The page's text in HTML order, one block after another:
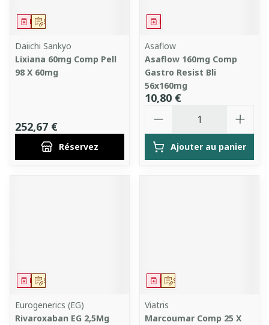
Sur prescription
Médicament
Daiichi Sankyo
Lixiana 60mg Comp Pell
98 X 60mg
252,67 €
Réservez
Médicament
Asaflow
Asaflow 160mg Comp
Gastro Resist Bli
56x160mg
10,80 €
Ajouter au panier
Sur prescription
Médicament
Eurogenerics (EG)
Rivaroxaban EG 2,5Mg
Sur prescription
Médicament
Viatris
Marcoumar Comp 25 X